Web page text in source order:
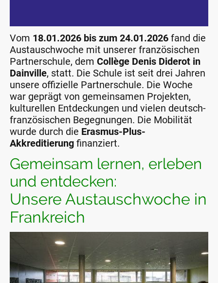
Vom 18.01.2026 bis zum 24.01.2026 fand die
Austauschwoche mit unserer französischen
Partnerschule, dem Collège Denis Diderot in
Dainville, statt. Die Schule ist seit drei Jahren
unsere offizielle Partnerschule. Die Woche
war geprägt von gemeinsamen Projekten,
kulturellen Entdeckungen und vielen deutsch-
französischen Begegnungen. Die Mobilität
wurde durch die Erasmus-Plus-
Akkreditierung finanziert.
Gemeinsam lernen, erleben
und entdecken:
Unsere Austauschwoche in
Frankreich